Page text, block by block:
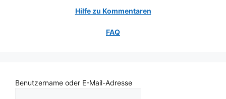
Hilfe zu Kommentaren
FAQ
Benutzername oder E-Mail-Adresse